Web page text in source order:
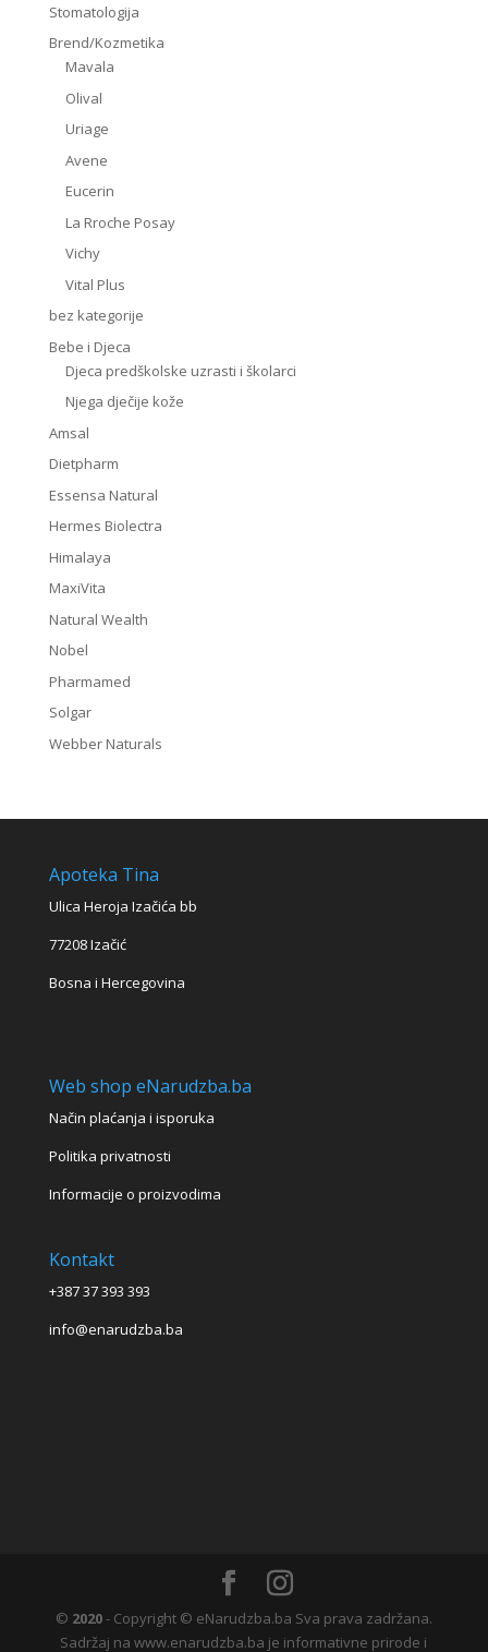
Stomatologija
Brend/Kozmetika
Mavala
Olival
Uriage
Avene
Eucerin
La Rroche Posay
Vichy
Vital Plus
bez kategorije
Bebe i Djeca
Djeca predškolske uzrasti i školarci
Njega dječije kože
Amsal
Dietpharm
Essensa Natural
Hermes Biolectra
Himalaya
MaxiVita
Natural Wealth
Nobel
Pharmamed
Solgar
Webber Naturals
Apoteka Tina
Ulica Heroja Izačića bb
77208 Izačić
Bosna i Hercegovina
Web shop eNarudzba.ba
Način plaćanja i isporuka
Politika privatnosti
Informacije o proizvodima
Kontakt
+387 37 393 393
info@enarudzba.ba
© 2020- Copyright © eNarudzba.ba Sva prava zadržana.
Sadržaj na www.enarudzba.ba je informativne prirode i